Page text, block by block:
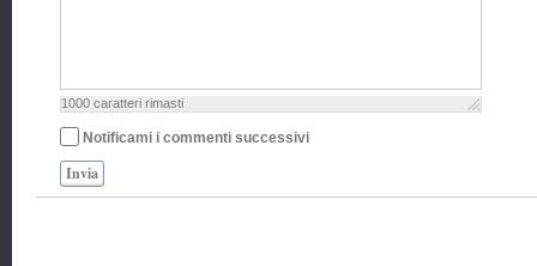
1000 caratteri rimasti
Notificami i commenti successivi
Invia